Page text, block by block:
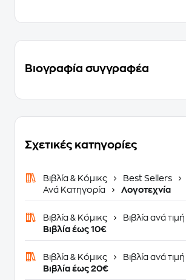
Βιογραφία συγγραφέα
Σχετικές κατηγορίες
Βιβλία & Κόμικς
Best Sellers
Ανά Κατηγορία
Λογοτεχνία
Βιβλία & Κόμικς
Βιβλία ανά τιμή
Βιβλία έως 10€
Βιβλία & Κόμικς
Βιβλία ανά τιμή
Βιβλία έως 20€